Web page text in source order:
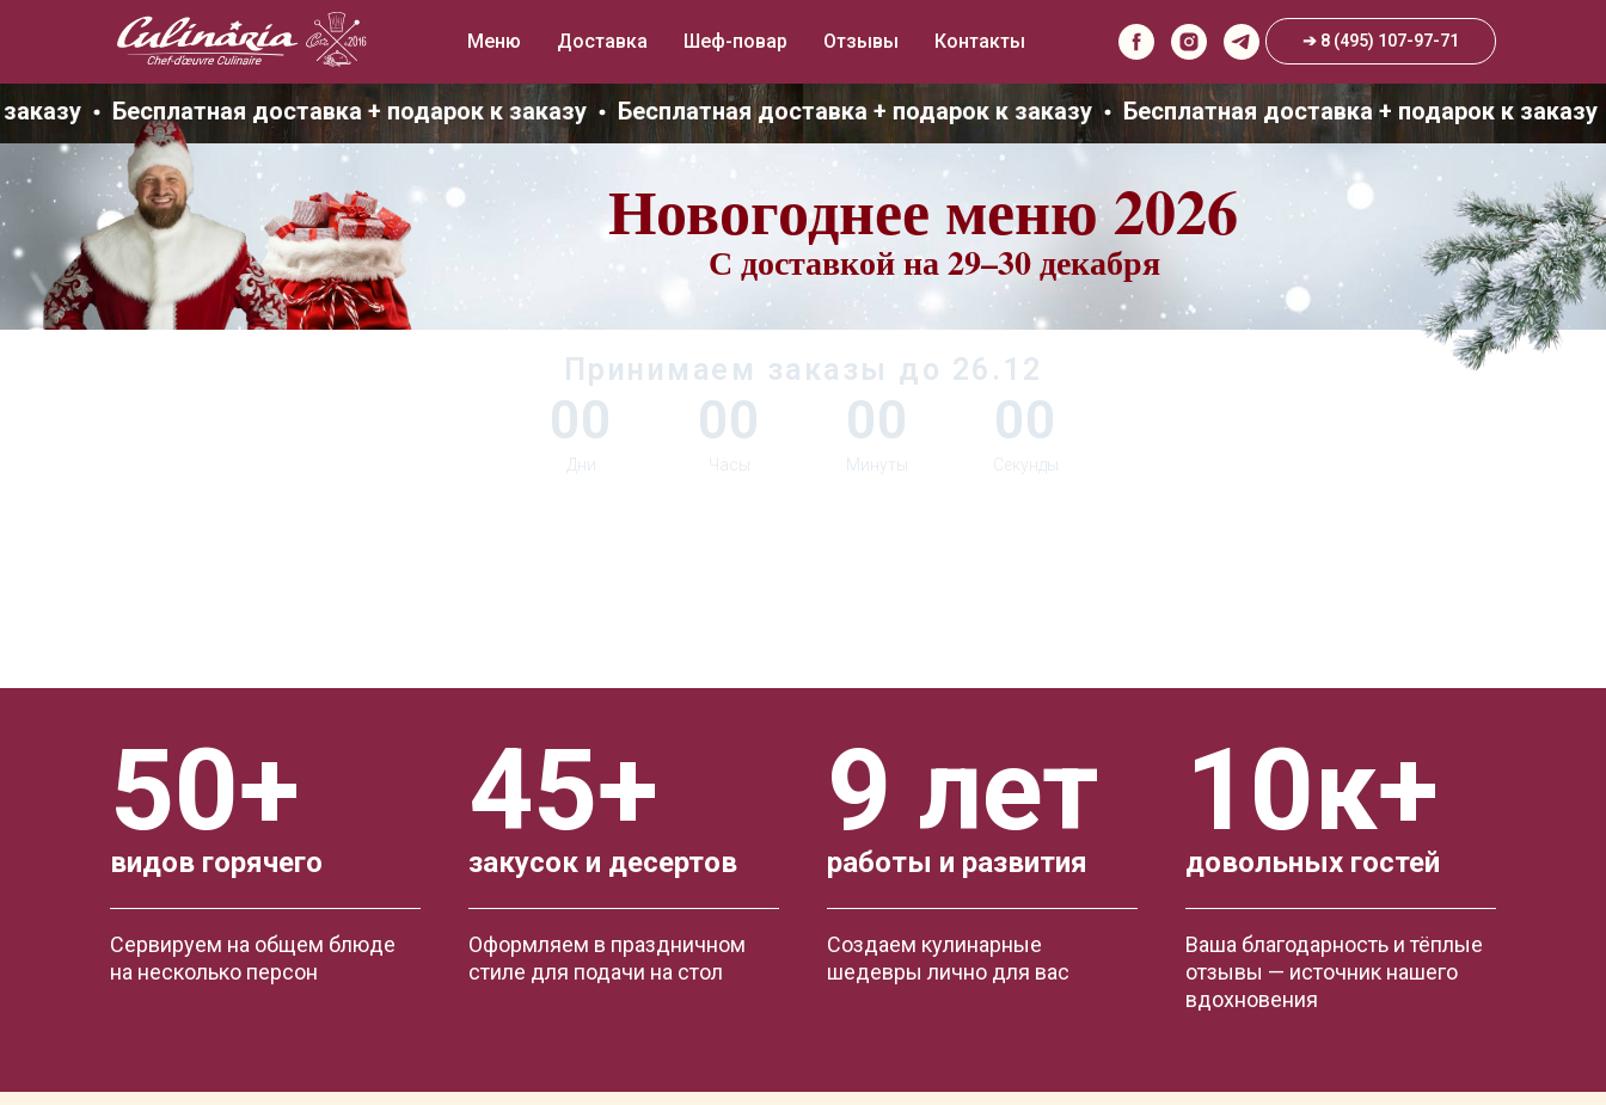
Меню Доставка Шеф-повар Отзывы Контакты ➔ 8 (495) 107-97-71
Бесплатная доставка + подарок к заказу Бесплатная доставка + подарок к заказу Бесплатная доставка + подарок к заказу
Новогоднее меню 2026
С доставкой на 29–30 декабря
Принимаем заказы до 26.12
00
Дни
00
Часы
00
Минуты
00
Секунды
50+
видов горячего
Сервируем на общем блюде
на несколько персон
45+
закусок и десертов
Оформляем в праздничном
стиле для подачи на стол
9 лет
работы и развития
Создаем кулинарные
шедевры лично для вас
10к+
довольных гостей
Ваша благодарность и тёплые
отзывы — источник нашего
вдохновения